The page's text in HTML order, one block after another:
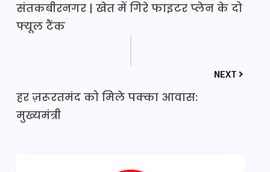
संतकबीरनगर | खेत में गिरे फाइटर प्लेन के दो
फ्यूल टैंक
NEXT
हर ज़रूरतमंद को मिले पक्का आवास:
मुख्यमंत्री